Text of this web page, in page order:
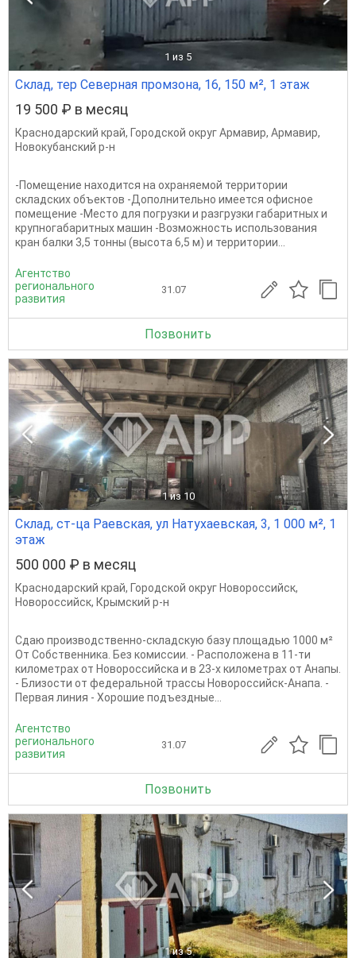
1 из 5
Склад, тер Северная промзона, 16, 150 м², 1 этаж
19 500 ₽ в месяц
Краснодарский край, Городской округ Армавир, Армавир,
Новокубанский р-н
-Помещение находится на охраняемой территории
складских объектов -Дополнительно имеется офисное
помещение -Место для погрузки и разгрузки габаритных и
крупногабаритных машин -Возможность использования
кран балки 3,5 тонны (высота 6,5 м) и территории...
Агентство
регионального
развития
31.07
Позвонить
1 из 10
Склад, ст-ца Раевская, ул Натухаевская, 3, 1 000 м², 1
этаж
500 000 ₽ в месяц
Краснодарский край, Городской округ Новороссийск,
Новороссийск, Крымский р-н
Сдаю производственно-складскую базу площадью 1000 м²
От Собственника. Без комиссии. - Расположена в 11-ти
километрах от Новороссийска и в 23-х километрах от Анапы.
- Близости от федеральной трассы Новороссийск-Анапа. -
Первая линия - Хорошие подъездные...
Агентство
регионального
развития
31.07
Позвонить
1 из 5